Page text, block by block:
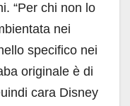
“Per chi non lo
nei
specifico nei
originale è di
cara Disney